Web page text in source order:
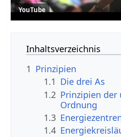
YouTube
Inhaltsverzeichnis
1 Prinzipien
1.1 Die drei As
1.2 Prinzipien der
Ordnung
1.3
1.4